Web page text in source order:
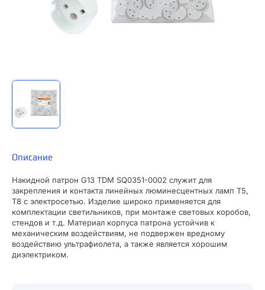
Описание
Накидной патрон G13 TDM SQ0351-0002 служит для
закрепления и контакта линейных люминесцентных ламп Т5,
Т8 с электросетью. Изделие широко применяется для
комплектации светильников, при монтаже световых коробов,
стендов и т.д. Материал корпуса патрона устойчив к
механическим воздействиям, не подвержен вредному
воздействию ультрафиолета, а также является хорошим
диэлектриком.